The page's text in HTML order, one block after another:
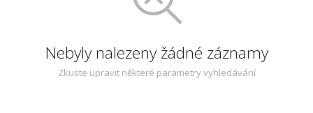
Nebyly nalezeny žádné záznamy
Zkuste upravit některé parametry vyhledávání